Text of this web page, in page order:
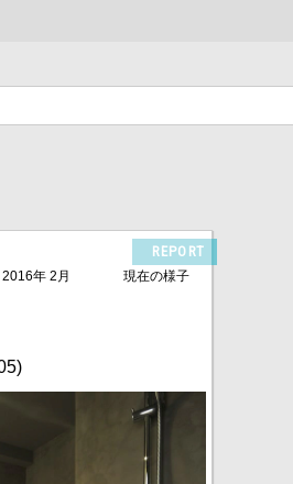
REPORT
2016年 2月
現在の様子